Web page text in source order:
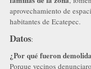
aprovechamiento de
habitantes de Ecatepec.
Datos:
¿Por qué fueron
Porque vecinos